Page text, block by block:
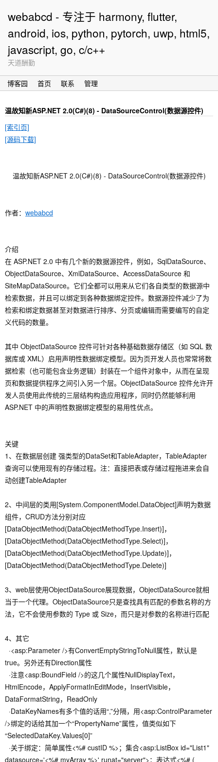
webabcd - 专注于 harmony, flutter,
android, ios, python, pytorch, uwp, html5,
javascript, go, c/c++
天道酬勤
博客园 首页 联系 管理
温故知新ASP.NET 2.0(C#)(8) - DataSourceControl(数据源控件)
[索引页]
[源码下载]
温故知新ASP.NET 2.0(C#)(8) - DataSourceControl(数据源控件)
作者： webabcd
介绍
在 ASP.NET 2.0 中有几个新的数据源控件，例如，SqlDataSource、
ObjectDataSource、XmlDataSource、AccessDataSource 和
SiteMapDataSource。它们全都可以用来从它们各自类型的数据源中
检索数据，并且可以绑定到各种数据绑定控件。数据源控件减少了为
检索和绑定数据甚至对数据进行排序、分页或编辑而需要编写的自定
义代码的数量。
其中 ObjectDataSource 控件可针对各种基础数据存储区（如 SQL 数
据库或 XML）启用声明性数据绑定模型。因为页开发人员也常常将数
据检索（也可能包含业务逻辑）封装在一个组件对象中，从而在呈现
页和数据提供程序之间引入另一个层。ObjectDataSource 控件允许开
发人员使用此传统的三层结构构造应用程序，同时仍然能够利用
ASP.NET 中的声明性数据绑定模型的易用性优点。
关键
1、在数据层创建 强类型的DataSet和TableAdapter，TableAdapter
查询可以使用现有的存储过程。注：直接把表或存储过程拖进来会自
动创建TableAdapter
2、中间层的类用[System.ComponentModel.DataObject]声明为数据
组件，CRUD方法分别对应
[DataObjectMethod(DataObjectMethodType.Insert)]，
[DataObjectMethod(DataObjectMethodType.Select)]，
[DataObjectMethod(DataObjectMethodType.Update)]，
[DataObjectMethod(DataObjectMethodType.Delete)]
3、web层使用ObjectDataSource展现数据，ObjectDataSource就相
当于一个代理。ObjectDataSource只是查找具有匹配的参数名称的方
法，它不会使用参数的 Type 或 Size，而只是对参数的名称进行匹配
4、其它
·<asp:Parameter />有ConvertEmptyStringToNull属性，默认是
true。另外还有Direction属性
·注意<asp:BoundField />的这几个属性NullDisplayText，
HtmlEncode，ApplyFormatInEditMode，InsertVisible，
DataFormatString，ReadOnly
·DataKeyNames有多个值的话用“,”分隔，用<asp:ControlParameter
/>绑定的话给其加一个“PropertyName”属性，值类似如下
“SelectedDataKey.Values[0]”
·关于绑定：简单属性<%# custID %>；集合<asp:ListBox id="List1"
datasource='<%# myArray %>' runat="server">；表达式<%# (